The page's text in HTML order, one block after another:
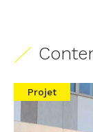
Projet